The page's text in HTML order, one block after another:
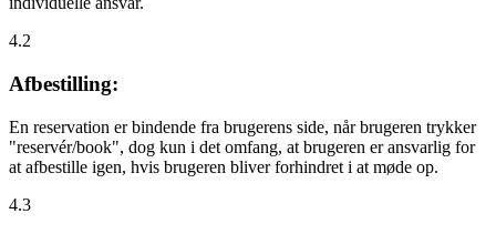
4.2
Afbestilling:
En reservation er bindende fra brugerens side, når brugeren trykker
"reservér/book", dog kun i det omfang, at brugeren er ansvarlig for
at afbestille igen, hvis brugeren bliver forhindret i at møde op.
4.3